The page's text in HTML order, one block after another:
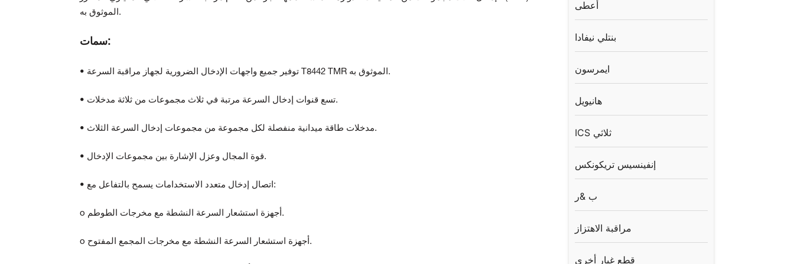
أعطى
بنتلي نيفادا
ايمرسون
هانيويل
ICS ثلاثي
إنفينسيس تريكونكس
ب &ر
مراقبة الاهتزاز
قطع غيار أخرى
الموثوق به.
سمات:
• توفير جميع واجهات الإدخال الضرورية لجهاز مراقبة السرعة T8442 TMR الموثوق به.
• تسع قنوات إدخال السرعة مرتبة في ثلاث مجموعات من ثلاثة مدخلات.
• مدخلات طاقة ميدانية منفصلة لكل مجموعة من مجموعات إدخال السرعة الثلاث.
• قوة المجال وعزل الإشارة بين مجموعات الإدخال.
• اتصال إدخال متعدد الاستخدامات يسمح بالتفاعل مع:
o أجهزة استشعار السرعة النشطة مع مخرجات الطوطم.
o أجهزة استشعار السرعة النشطة مع مخرجات المجمع المفتوح.